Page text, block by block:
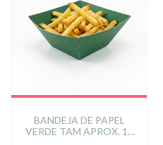
BANDEJA DE PAPEL
VERDE TAM APROX. 15